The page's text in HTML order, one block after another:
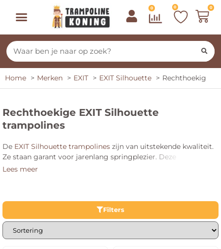
0 0 0
Home Merken EXIT EXIT Silhouette Rechthoekig
Rechthoekige EXIT Silhouette
trampolines
De EXIT Silhouette trampolines zijn van uitstekende kwaliteit.
Ze staan garant voor jarenlang springplezier. Deze
trampolinelijn is erg uitgebreid. Er zijn trampolines op poten
Bijvoorbeeld om gave trucjes te doen. Haal kwaliteit in huis
met de EXIT Silhouette trampoline.
Lees meer
Filters